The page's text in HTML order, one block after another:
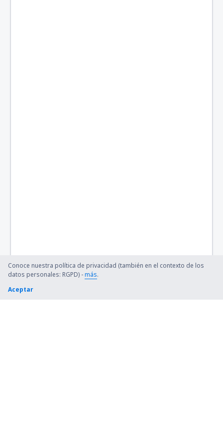
Conoce nuestra política de privacidad (también en el contexto de los
datos personales: RGPD) -más.
Aceptar